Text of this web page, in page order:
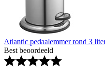
Atlantic pedaalemmer rond 3
Best beoordeeld